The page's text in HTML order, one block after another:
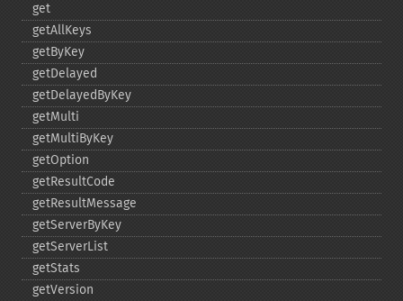
get
getAllKeys
getByKey
getDelayed
getDelayedByKey
getMulti
getMultiByKey
getOption
getResultCode
getResultMessage
getServerByKey
getServerList
getStats
getVersion